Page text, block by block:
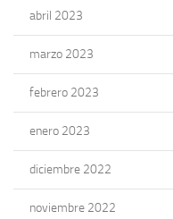
abril 2023
marzo 2023
febrero 2023
enero 2023
diciembre 2022
noviembre 2022